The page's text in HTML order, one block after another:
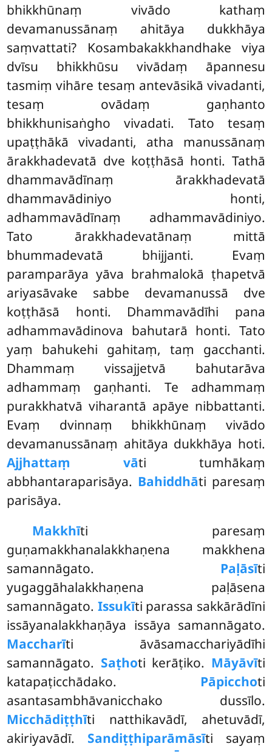
bhikkhūnaṃ vivādo kathaṃ
devamanussānaṃ ahitāya dukkhāya
saṃvattati? Kosambakakkhandhake viya
dvīsu bhikkhūsu vivādaṃ āpannesu
tasmiṃ vihāre tesaṃ antevāsikā vivadanti,
tesaṃ ovādaṃ gaṇhanto
bhikkhunisaṅgho vivadati. Tato tesaṃ
upaṭṭhākā vivadanti, atha manussānaṃ
ārakkhadevatā dve koṭṭhāsā honti. Tathā
dhammavādīnaṃ ārakkhadevatā
dhammavādiniyo honti,
adhammavādīnaṃ adhammavādiniyo.
Tato ārakkhadevatānaṃ mittā
bhummadevatā bhijjanti. Evaṃ
paramparāya yāva brahmalokā ṭhapetvā
ariyasāvake sabbe devamanussā dve
koṭṭhāsā honti. Dhammavādīhi pana
adhammavādinova bahutarā honti. Tato
yaṃ bahukehi gahitaṃ, taṃ gacchanti.
Dhammaṃ vissajjetvā bahutarāva
adhammaṃ gaṇhanti. Te adhammaṃ
purakkhatvā viharantā apāye nibbattanti.
Evaṃ dvinnaṃ bhikkhūnaṃ vivādo
devamanussānaṃ ahitāya dukkhāya hoti.
Ajjhattaṃ vāti tumhākaṃ
abbhantaraparisāya. Bahiddhāti paresaṃ
parisāya.
Makkhīti paresaṃ
guṇamakkhanalakkhaṇena makkhena
samannāgato. Paḷāsīti
yugaggāhalakkhaṇena paḷāsena
samannāgato. Issukīti parassa sakkārādīni
issāyanalakkhaṇāya issāya samannāgato.
Maccharīti āvāsamacchariyādīhi
samannāgato. Saṭhoti kerāṭiko. Māyāvīti
katapaṭicchādako. Pāpicchoti
asantasambhāvanicchako dussīlo.
Micchādiṭṭhīti natthikavādī, ahetuvādī,
akiriyavādī. Sandiṭṭhiparāmāsīti sayaṃ